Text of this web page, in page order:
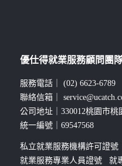
優仕得就業服務顧問團
服務電話｜ (02) 6623-6789
聯絡信箱｜
公司地址｜330012桃園市桃
統一編號｜69547568
私立就業服務機構許可證
就業服務專業人員證號 就